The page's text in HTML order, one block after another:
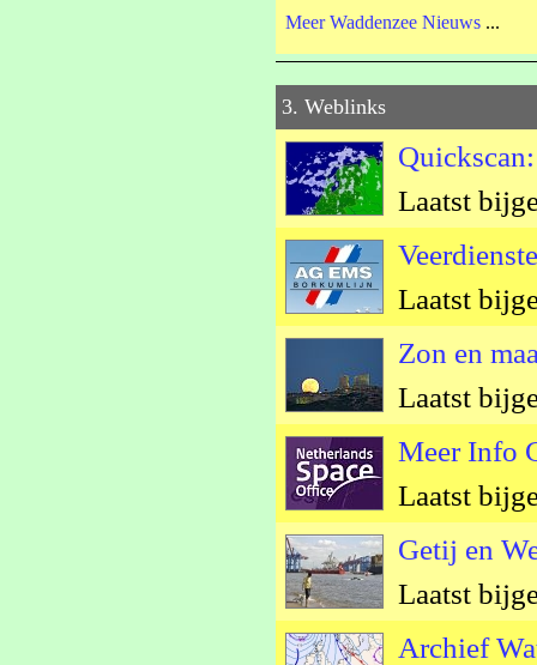
Meer Waddenzee Nieuws ...
3. Weblinks
Laatst
Laatst
Zon en
Laatst
Meer Info
Laatst
Getij en
Laatst
Archief